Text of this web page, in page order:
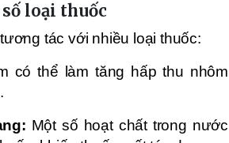
loại thuốc
tác với nhiều loại thuốc:
có thể làm tăng hấp thu nhôm
Một số hoạt chất trong nước